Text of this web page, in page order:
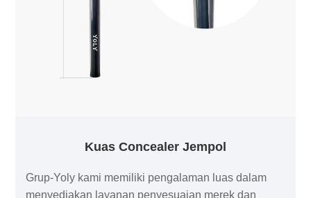
Kuas Concealer Jempol
Grup-Yoly kami memiliki pengalaman luas dalam
menyediakan layanan penyesuaian merek dan